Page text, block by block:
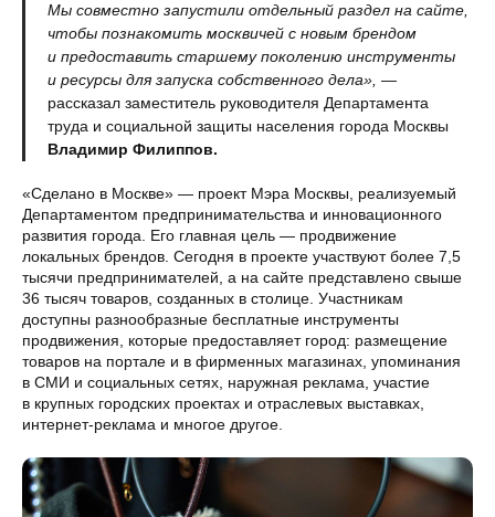
Мы совместно запустили отдельный раздел на сайте,
чтобы познакомить москвичей с новым брендом
и предоставить старшему поколению инструменты
и ресурсы для запуска собственного дела», —
рассказал заместитель руководителя Департамента
труда и социальной защиты населения города Москвы
Владимир Филиппов.
«Сделано в Москве» — проект Мэра Москвы, реализуемый
Департаментом предпринимательства и инновационного
развития города. Его главная цель — продвижение
локальных брендов. Сегодня в проекте участвуют более 7,5
тысячи предпринимателей, а на сайте представлено свыше
36 тысяч товаров, созданных в столице. Участникам
доступны разнообразные бесплатные инструменты
продвижения, которые предоставляет город: размещение
товаров на портале и в фирменных магазинах, упоминания
в СМИ и социальных сетях, наружная реклама, участие
в крупных городских проектах и отраслевых выставках,
интернет-реклама и многое другое.